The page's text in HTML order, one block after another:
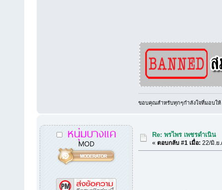
ขอบคุณสำหรับทุกๆกำลังใจที่มอบให้
หนุ่มบางแค
MOD
Re: พรไพร เพชรดำเนิน
«ตอบกลับ #1 เมื่อ: 22/มิ.ย